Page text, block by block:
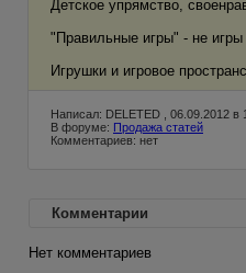
Детское упрямство,
"Правильные игры" - не
Игрушки и игровое
Написал: DELETED , 06.09.2012 в
В форуме: Продажа статей
Комментариев: нет
Комментарии
Нет комментариев